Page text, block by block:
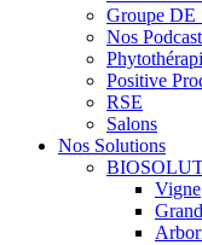
Groupe DE
Nos
Positive
RSE
Salons
Nos Solutions
Vigne